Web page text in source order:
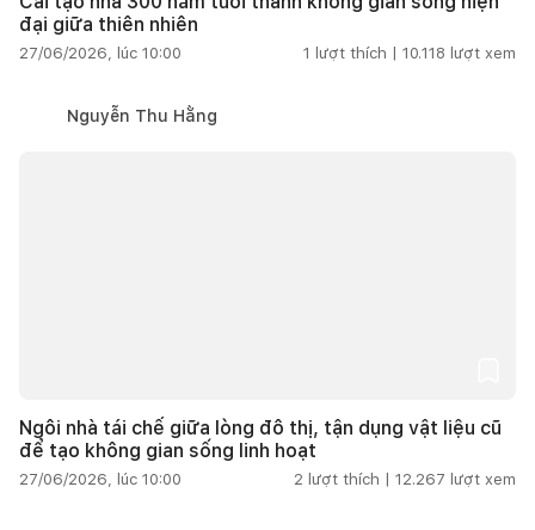
đại giữa thiên nhiên
27/06/2026, lúc 10:00 1 lượt thích | 10.118 lượt xem
Nguyễn Thu Hằng
Ngôi nhà tái chế giữa lòng đô thị, tận dụng vật liệu cũ
để tạo không gian sống linh hoạt
27/06/2026, lúc 10:00 2 lượt thích | 12.267 lượt xem